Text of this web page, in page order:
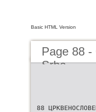
Basic HTML Version
Page 88 -
Srba
88